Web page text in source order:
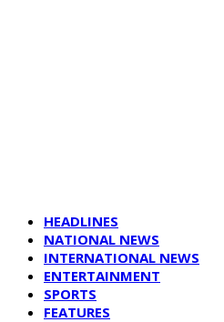
HEADLINES
NATIONAL NEWS
INTERNATIONAL NEWS
ENTERTAINMENT
SPORTS
FEATURES